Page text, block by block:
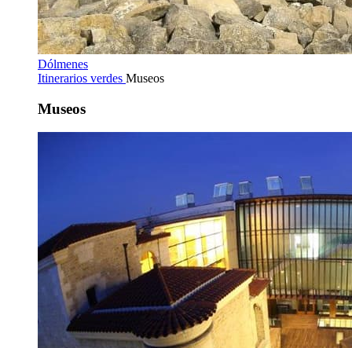
Dólmenes
Itinerarios verdes Museos
Museos